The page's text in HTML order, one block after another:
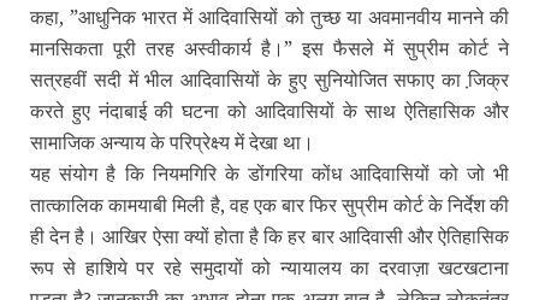
कहा, ”आधुनिक भारत में आदिवासियों को तुच्‍छ या अवमानवीय मानने की
मानसिकता पूरी तरह अस्‍वीकार्य है।” इस फैसले में सुप्रीम कोर्ट ने
सत्रहवीं सदी में भील आदिवासियों के हुए सुनियोजित सफाए का जि़क्र
करते हुए नंदाबाई की घटना को आदिवासियों के साथ ऐतिहासिक और
सामाजिक अन्‍याय के परिप्रेक्ष्‍य में देखा था।
यह संयोग है कि नियमगिरि के डोंगरिया कोंध आदिवासियों को जो भी
तात्‍कालिक कामयाबी मिली है, वह एक बार फिर सुप्रीम कोर्ट के निर्देश की
ही देन है। आखिर ऐसा क्‍यों होता है कि हर बार आदिवासी और ऐतिहासिक
रूप से हाशिये पर रहे समुदायों को न्‍यायालय का दरवाज़ा खटखटाना